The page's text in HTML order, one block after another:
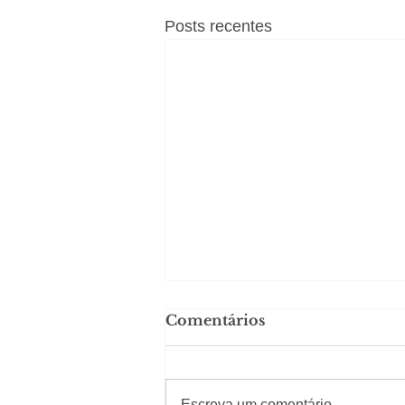
Posts recentes
Comentários
#Sugestões